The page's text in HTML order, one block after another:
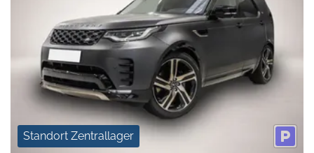
Standort Zentrallager